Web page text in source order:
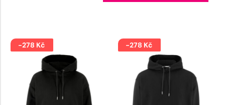
-278 Kč -278 Kč